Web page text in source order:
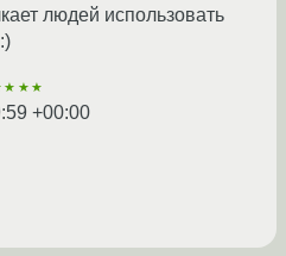
людей использовать
+00:00